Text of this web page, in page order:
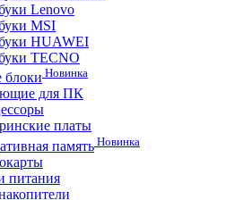
Lenovo
MSI
HUAWEI
TECNO
блоки Новинка
для ПК
платы
память Новинка
питания